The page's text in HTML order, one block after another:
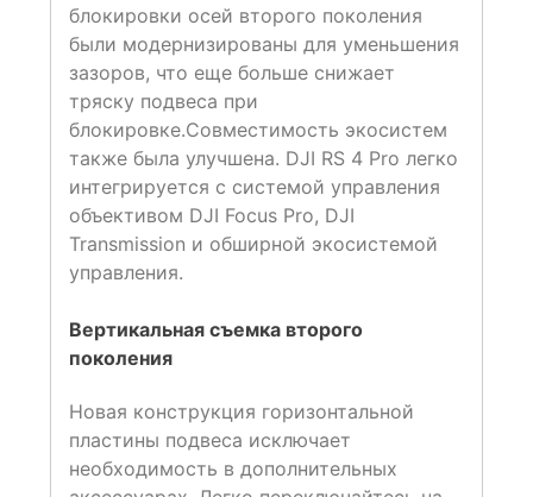
блокировки осей второго поколения
были модернизированы для уменьшения
зазоров, что еще больше снижает
тряску подвеса при
блокировке.Совместимость экосистем
также была улучшена. DJI RS 4 Pro легко
интегрируется с системой управления
объективом DJI Focus Pro, DJI
Transmission и обширной экосистемой
управления.
Вертикальная съемка второго
поколения
Новая конструкция горизонтальной
пластины подвеса исключает
необходимость в дополнительных